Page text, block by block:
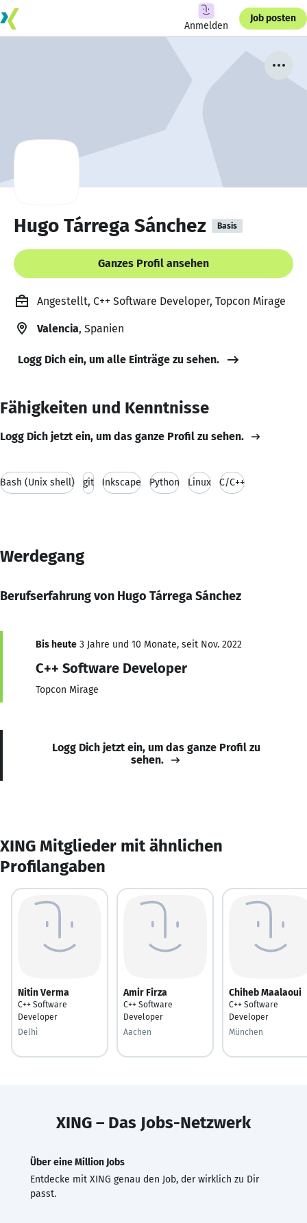
Anmelden
Job posten
Hugo Tárrega Sánchez Basis
Ganzes Profil ansehen
Angestellt, C++ Software Developer, Topcon Mirage
Valencia, Spanien
Logg Dich ein, um alle Einträge zu sehen.
Fähigkeiten und Kenntnisse
Logg Dich jetzt ein, um das ganze Profil zu sehen.
Bash (Unix shell) git Inkscape Python Linux C/C++
Werdegang
Berufserfahrung von Hugo Tárrega Sánchez
Bis heute 3 Jahre und 10 Monate, seit Nov. 2022
C++ Software Developer
Topcon Mirage
Logg Dich jetzt ein, um das ganze Profil zu
sehen.
XING Mitglieder mit ähnlichen
Profilangaben
Nitin Verma
C++ Software
Developer
Delhi
Amir Firza
C++ Software
Developer
Aachen
Chiheb Maalaoui
C++ Software
Developer
München
XING – Das Jobs-Netzwerk
Über eine Million Jobs
Entdecke mit XING genau den Job, der wirklich zu Dir
passt.